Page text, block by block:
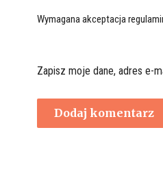
Wymagana akceptacja
Zapisz moje dane, adres e-